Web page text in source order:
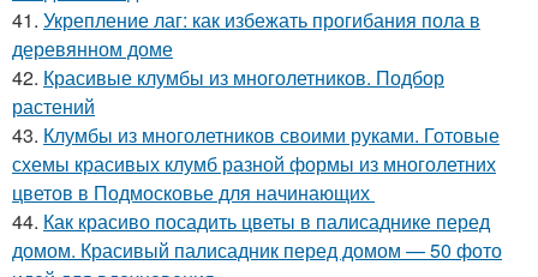
41. Укрепление лаг: как избежать прогибания пола в
деревянном доме
42. Красивые клумбы из многолетников. Подбор
растений
43. Клумбы из многолетников своими руками. Готовые
схемы красивых клумб разной формы из многолетних
цветов в Подмосковье для начинающих
44. Как красиво посадить цветы в палисаднике перед
домом. Красивый палисадник перед домом — 50 фото